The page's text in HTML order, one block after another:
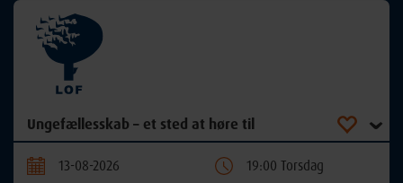
Ungefællesskab – et sted at høre til
13-08-2026 19:00 Torsdag